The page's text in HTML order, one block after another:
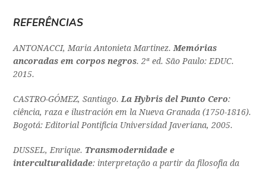
REFERÊNCIAS
ANTONACCI, Maria Antonieta Martinez. Memórias
ancoradas em corpos negros. 2ª ed. São Paulo: EDUC.
2015.
CASTRO-GÓMEZ, Santiago. La Hybris del Punto Cero:
ciência, raza e ilustración em la Nueva Granada (1750-1816).
Bogotá: Editorial Pontificia Universidad Javeriana, 2005.
DUSSEL, Enrique. Transmodernidade e
interculturalidade: interpretação a partir da filosofia da